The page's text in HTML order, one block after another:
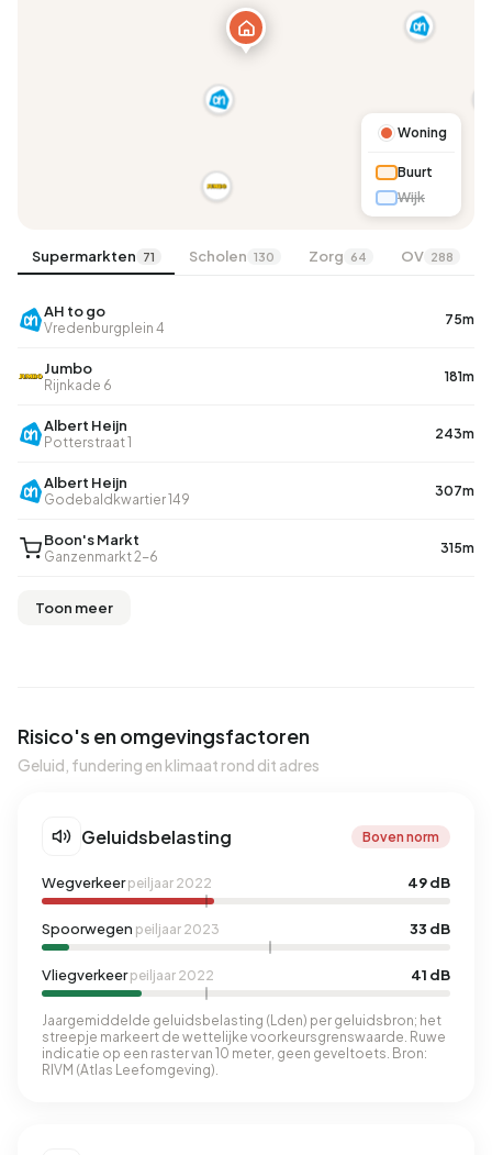
Woning
Buurt
Wijk
Supermarkten 71 Scholen 130 Zorg 64 OV 288
AH to go
Vredenburgplein 4
75m
Jumbo
Rijnkade 6
181m
Albert Heijn
Potterstraat 1
243m
Albert Heijn
Godebaldkwartier 149
307m
Boon's Markt
Ganzenmarkt 2-6
315m
Toon meer
Risico's en omgevingsfactoren
Geluid, fundering en klimaat rond dit adres
Geluidsbelasting Boven norm
Wegverkeerpeiljaar 2022 49 dB
Spoorwegen peiljaar 2023 33 dB
Vliegverkeerpeiljaar 2022 41 dB
Jaargemiddelde geluidsbelasting (Lden) per geluidsbron; het
streepje markeert de wettelijke voorkeursgrenswaarde. Ruwe
indicatie op een raster van 10 meter, geen geveltoets. Bron:
RIVM (Atlas Leefomgeving).